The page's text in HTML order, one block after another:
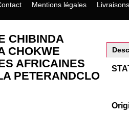
Mentions légales
CHIBINDA
CHOKWE
AFRICAINES
PETERANDCLO